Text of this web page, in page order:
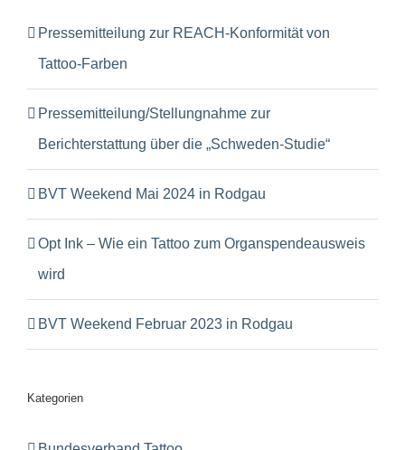
Pressemitteilung zur REACH-Konformität von
Tattoo-Farben
Pressemitteilung/Stellungnahme zur
Berichterstattung über die „Schweden-Studie“
BVT Weekend Mai 2024 in Rodgau
Opt Ink – Wie ein Tattoo zum Organspendeausweis
wird
BVT Weekend Februar 2023 in Rodgau
Kategorien